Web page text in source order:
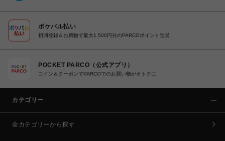
ポケパル払い
初回登録＆お買物で最大1,500円分のPARCOポイント進呈
POCKET PARCO（公式アプリ）
コイン＆クーポンでPARCOでのお買い物がオトクに
カテゴリー
全カテゴリーから探す